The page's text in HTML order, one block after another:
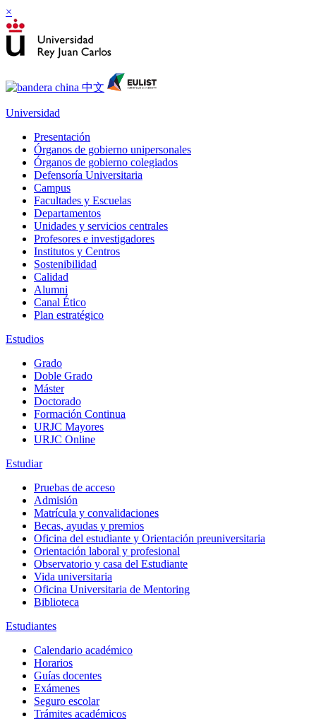
×
Universidad
Presentación
Órganos de gobierno unipersonales
Órganos de gobierno colegiados
Defensoría Universitaria
Campus
Facultades y Escuelas
Departamentos
Unidades y servicios centrales
Profesores e investigadores
Institutos y Centros
Sostenibilidad
Calidad
Alumni
Canal Ético
Plan estratégico
Estudios
Grado
Doble Grado
Máster
Doctorado
Formación Continua
URJC Mayores
URJC Online
Estudiar
Pruebas de acceso
Admisión
Matrícula y convalidaciones
Becas, ayudas y premios
Oficina del estudiante y Orientación preuniversitaria
Orientación laboral y profesional
Observatorio y casa del Estudiante
Vida universitaria
Oficina Universitaria de Mentoring
Biblioteca
Estudiantes
Calendario académico
Horarios
Guías docentes
Exámenes
Seguro escolar
Trámites académicos